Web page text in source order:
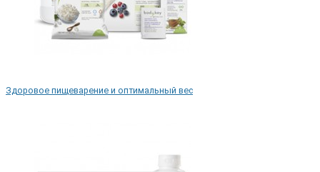
Здоровое пищеварение и оптимальный вес